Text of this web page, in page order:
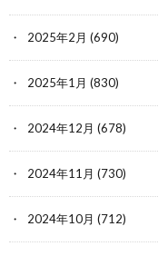
2025年2月 (690)
2025年1月 (830)
2024年12月 (678)
2024年11月 (730)
2024年10月 (712)